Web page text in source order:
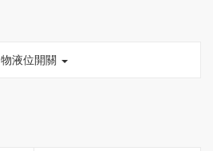
物液位開關